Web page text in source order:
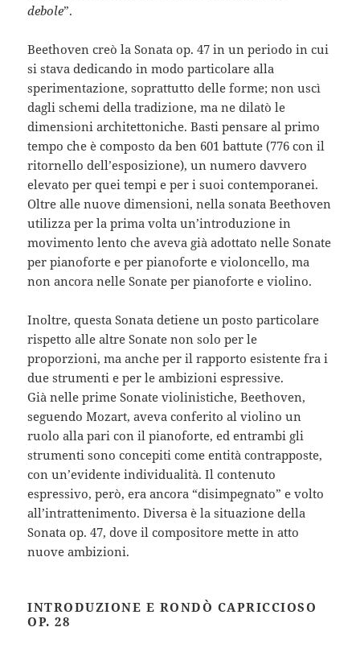
debole”.
Beethoven creò la Sonata op. 47 in un periodo in cui
si stava dedicando in modo particolare alla
sperimentazione, soprattutto delle forme; non uscì
dagli schemi della tradizione, ma ne dilatò le
dimensioni architettoniche. Basti pensare al primo
tempo che è composto da ben 601 battute (776 con il
ritornello dell’esposizione), un numero davvero
elevato per quei tempi e per i suoi contemporanei.
Oltre alle nuove dimensioni, nella sonata Beethoven
utilizza per la prima volta un’introduzione in
movimento lento che aveva già adottato nelle Sonate
per pianoforte e per pianoforte e violoncello, ma
non ancora nelle Sonate per pianoforte e violino.
Inoltre, questa Sonata detiene un posto particolare
rispetto alle altre Sonate non solo per le
proporzioni, ma anche per il rapporto esistente fra i
due strumenti e per le ambizioni espressive.
Già nelle prime Sonate violinistiche, Beethoven,
seguendo Mozart, aveva conferito al violino un
ruolo alla pari con il pianoforte, ed entrambi gli
strumenti sono concepiti come entità contrapposte,
con un’evidente individualità. Il contenuto
espressivo, però, era ancora “disimpegnato” e volto
all’intrattenimento. Diversa è la situazione della
Sonata op. 47, dove il compositore mette in atto
nuove ambizioni.
INTRODUZIONE E RONDÒ CAPRICCIOSO
OP. 28